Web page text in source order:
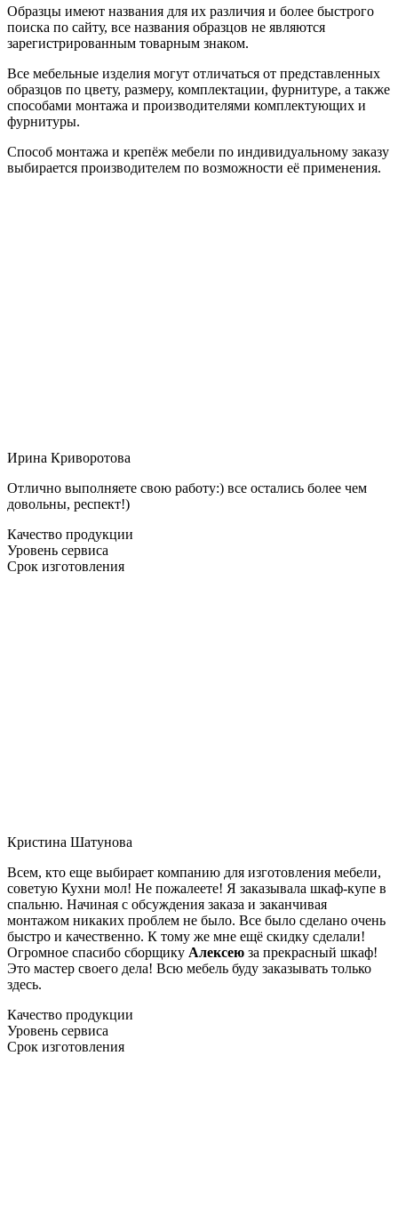
Образцы имеют названия для их различия и более быстрого
поиска по сайту, все названия образцов не являются
зарегистрированным товарным знаком.
Все мебельные изделия могут отличаться от представленных
образцов по цвету, размеру, комплектации, фурнитуре, а также
способами монтажа и производителями комплектующих и
фурнитуры.
Способ монтажа и крепёж мебели по индивидуальному заказу
выбирается производителем по возможности её применения.
Ирина Криворотова
Отлично выполняете свою работу:) все остались более чем
довольны, респект!)
Качество продукции
Уровень сервиса
Срок изготовления
Кристина Шатунова
Всем, кто еще выбирает компанию для изготовления мебели,
советую Кухни мол! Не пожалеете! Я заказывала шкаф-купе в
спальню. Начиная с обсуждения заказа и заканчивая
монтажом никаких проблем не было. Все было сделано очень
быстро и качественно. К тому же мне ещё скидку сделали!
Огромное спасибо сборщику Алексею за прекрасный шкаф!
Это мастер своего дела! Всю мебель буду заказывать только
здесь.
Качество продукции
Уровень сервиса
Срок изготовления